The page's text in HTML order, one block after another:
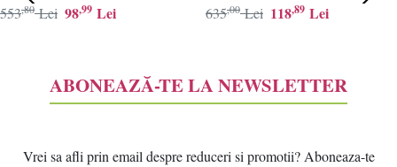
98,99 Lei
553,80 Lei 118,89 Lei
635,00 Lei
ABONEAZĂ-TE LA NEWSLETTER
Vrei sa afli prin email despre reduceri si promotii? Aboneaza-te